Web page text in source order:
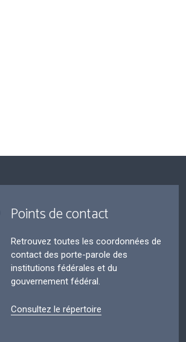
Points de contact
Retrouvez toutes les coordonnées de
contact des porte-parole des
institutions fédérales et du
gouvernement fédéral.
Consultez le répertoire